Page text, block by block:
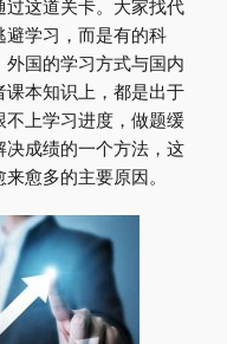
过这道关卡。大家找代
避学习，而是有的科
外国的学习方式与国内
课本知识上，都是出于
不上学习进度，做题缓
决成绩的一个方法，这
愈多的主要原因。